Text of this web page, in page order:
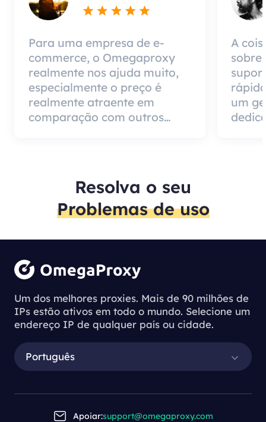
Para uma empresa de e-
commerce, o Omegaproxy
realmente nos ajuda muito,
especialmente o preço é
realmente atraente em
comparação com outros
vale a pena usar.
A
sobre
um
Resolva o seu
Problemas de uso
Um dos melhores proxies. Mais de 90 milhões de
IPs estão ativos em todo o mundo. Selecione um
endereço IP de qualquer país ou cidade.
Português
Apoiar:support@omegaproxy.com